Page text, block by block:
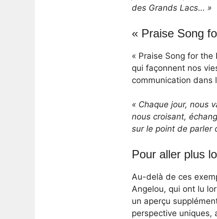
des Grands Lacs… »
« Praise Song
« Praise Song for
qui façonnent nos
communication dans
« Chaque jour, nous
nous croisant,
sur le point de parler
Pour aller plus
Au-delà de ces
Angelou, qui ont lu
un aperçu
perspective uniques,